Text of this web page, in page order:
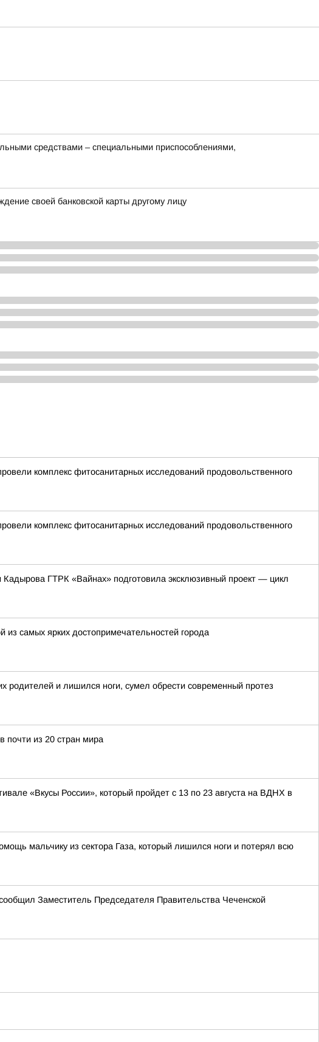
средствами – специальными приспособлениями,
своей банковской карты другому лицу
комплекс фитосанитарных исследований продовольственного
комплекс фитосанитарных исследований продовольственного
ГТРК «Вайнах» подготовила эксклюзивный проект — цикл
самых ярких достопримечательностей города
родителей и лишился ноги, сумел обрести современный протез
почти из 20 стран мира
«Вкусы России», который пройдет с 13 по 23 августа на ВДНХ в
мальчику из сектора Газа, который лишился ноги и потерял всю
Заместитель Председателя Правительства Чеченской